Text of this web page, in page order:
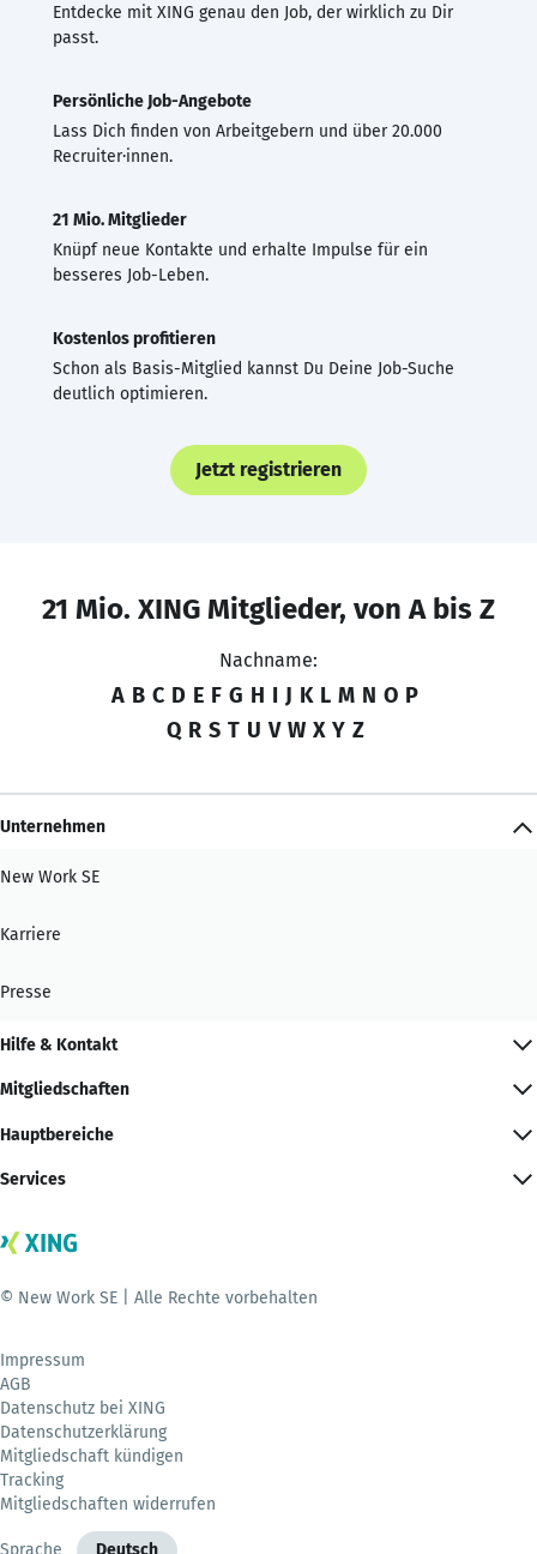
Entdecke mit XING genau den Job, der wirklich zu Dir
passt.
Persönliche Job-Angebote
Lass Dich finden von Arbeitgebern und über 20.000
Recruiter·innen.
21 Mio. Mitglieder
Knüpf neue Kontakte und erhalte Impulse für ein
besseres Job-Leben.
Kostenlos profitieren
Schon als Basis-Mitglied kannst Du Deine Job-Suche
deutlich optimieren.
Jetzt registrieren
21 Mio. XING Mitglieder, von A bis Z
Nachname:
A B C D E F G H I J K L M N O P
Q R S T U V W X Y Z
Unternehmen
New Work SE
Karriere
Presse
Hilfe & Kontakt
Mitgliedschaften
Hauptbereiche
Services
© New Work SE | Alle Rechte vorbehalten
Impressum
AGB
Datenschutz bei XING
Datenschutzerklärung
Mitgliedschaft kündigen
Tracking
Mitgliedschaften widerrufen
Sprache Deutsch